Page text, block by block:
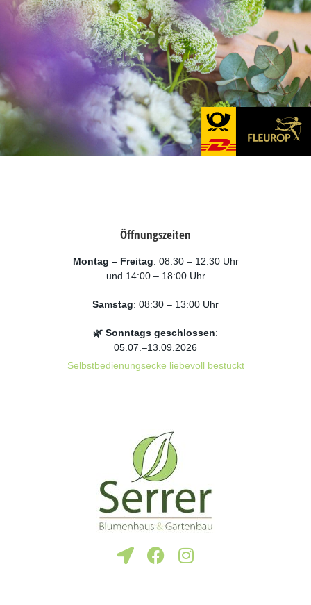
Öffnungszeiten
Montag – Freitag: 08:30 – 12:30 Uhr
und 14:00 – 18:00 Uhr
Samstag: 08:30 – 13:00 Uhr
🌿 Sonntags geschlossen:
05.07.–13.09.2026
Selbstbedienungsecke liebevoll bestückt